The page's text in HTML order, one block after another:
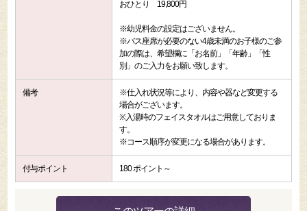
おひとり 19,800円
※幼児料金の設定はございません。
※バス座席が必要のない4歳未満のお子様のご参
加の際は、希望欄に「お名前」「年齢」「性
別」のご入力をお願い致します。
備考
※仕入れ状況等により、内容や器など変更する
場合がございます。
※入湯時のフェイスタオルはご用意しておりま
す。
※コース順序が変更になる場合があります。
付与ポイント 180 ポイント～